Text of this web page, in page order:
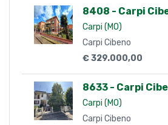
8408 - Carpi
Carpi (MO)
Carpi Cibeno
€ 329.000,00
8633 - Carpi
Carpi (MO)
Carpi Cibeno